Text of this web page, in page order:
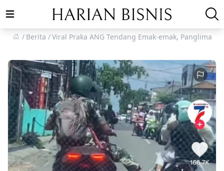
Open main menu
Berita
Viral Praka ANG Tendang Emak-emak, Panglima